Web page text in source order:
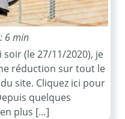
6 min
soir (le 27/11/2020), je
réduction sur tout le
site. Cliquez ici pour
quelques
plus […]